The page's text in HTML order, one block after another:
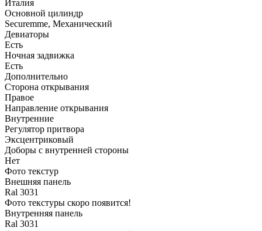
Италия
Основной цилиндр
Securemme, Механический
Девиаторы
Есть
Ночная задвижка
Есть
Дополнительно
Сторона открывания
Правое
Направление открывания
Внутренние
Регулятор притвора
Эксцентриковый
Доборы с внутренней стороны
Нет
Фото текстур
Внешняя панель
Ral 3031
Фото текстуры скоро появится!
Внутренняя панель
Ral 3031